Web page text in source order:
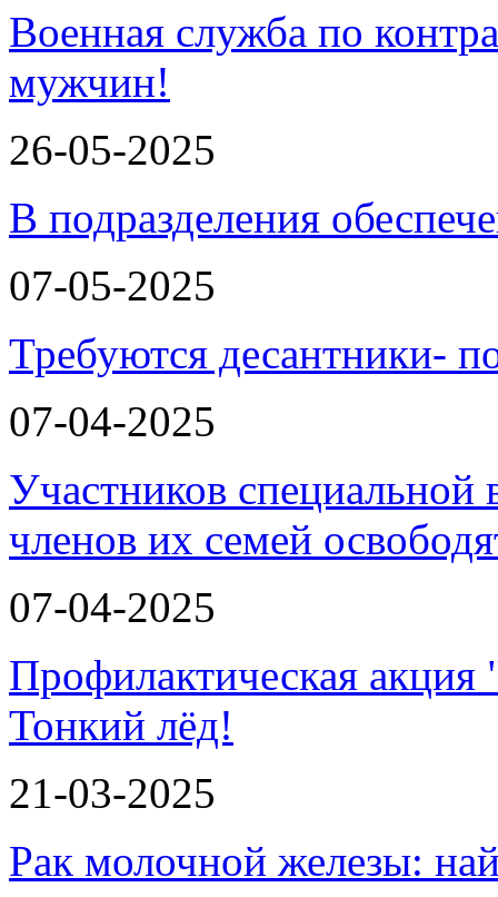
Военная служба по
мужчин!
26-05-2025
В подразделения
07-05-2025
Требуются десантники-
07-04-2025
Участников
членов их семей
07-04-2025
Профилактическая
Тонкий лёд!
21-03-2025
Рак молочной железы: